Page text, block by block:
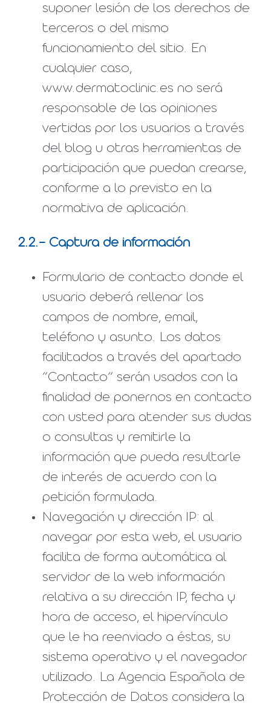
suponer lesión de los derechos de
terceros o del mismo
funcionamiento del sitio. En
cualquier caso,
www.dermatoclinic.es no será
responsable de las opiniones
vertidas por los usuarios a través
del blog u otras herramientas de
participación que puedan crearse,
conforme a lo previsto en la
normativa de aplicación.
2.2.- Captura de información
Formulario de contacto donde el
usuario deberá rellenar los
campos de nombre, email,
teléfono y asunto. Los datos
facilitados a través del apartado
“Contacto” serán usados con la
finalidad de ponernos en contacto
con usted para atender sus dudas
o consultas y remitirle la
información que pueda resultarle
de interés de acuerdo con la
petición formulada.
Navegación y dirección IP: al
navegar por esta web, el usuario
facilita de forma automática al
servidor de la web información
relativa a su dirección IP, fecha y
hora de acceso, el hipervínculo
que le ha reenviado a éstas, su
sistema operativo y el navegador
utilizado. La Agencia Española de
Protección de Datos considera la